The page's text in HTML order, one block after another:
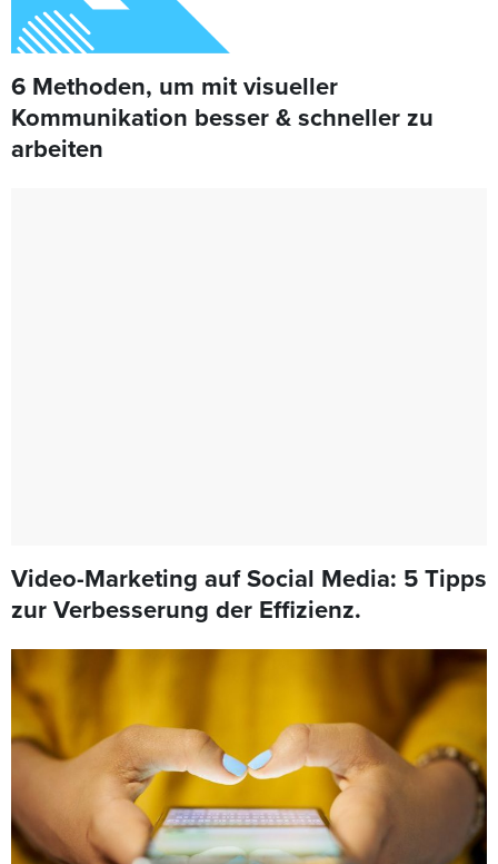
6 Methoden, um mit visueller
Kommunikation besser & schneller zu
arbeiten
Video-Marketing auf Social Media: 5 Tipps
zur Verbesserung der Effizienz.